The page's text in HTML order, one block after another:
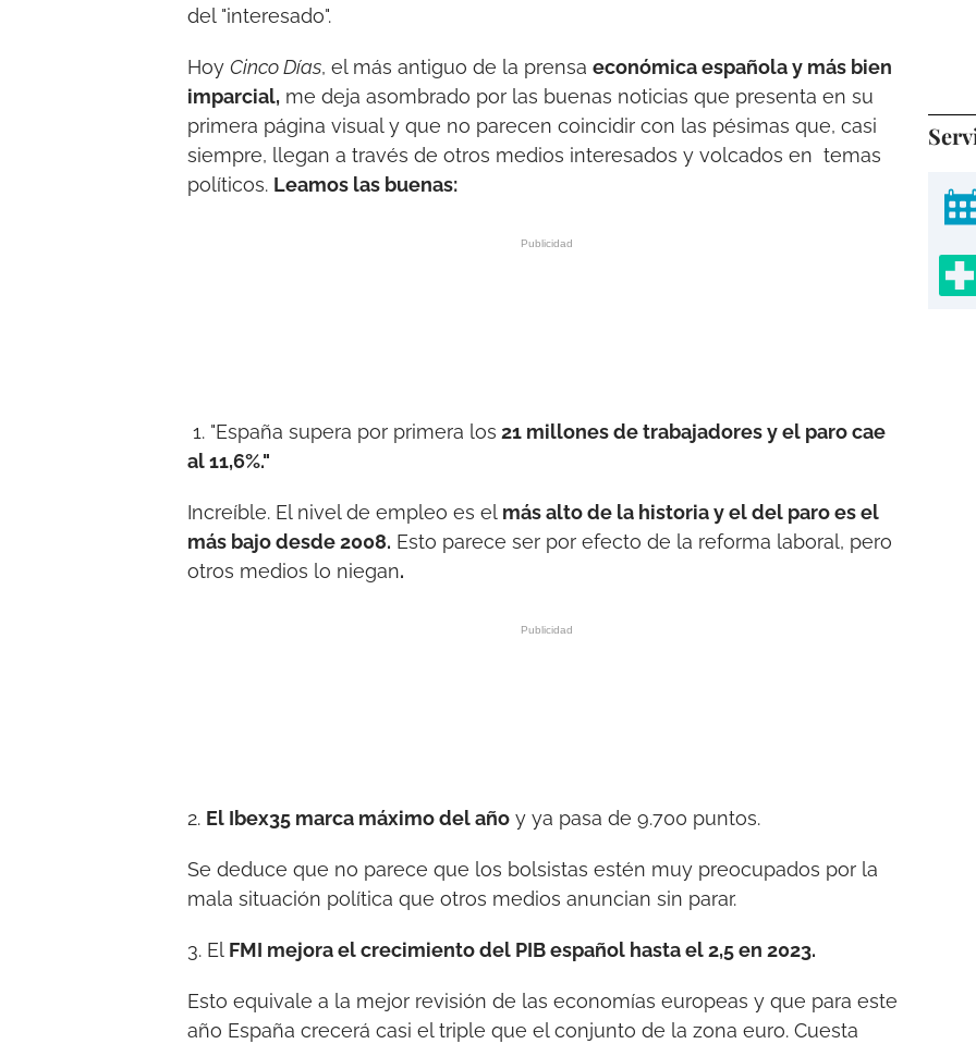
del "interesado".
Hoy Cinco Días, el más antiguo de la prensa económica española y más bien
imparcial, me deja asombrado por las buenas noticias que presenta en su
primera página visual y que no parecen coincidir con las pésimas que, casi
siempre, llegan a través de otros medios interesados y volcados en temas
políticos. Leamos las buenas:
1. "España supera por primera los 21 millones de trabajadores y el paro cae
al 11,6%."
Increíble. El nivel de empleo es el más alto de la historia y el del paro es el
más bajo desde 2008. Esto parece ser por efecto de la reforma laboral, pero
otros medios lo niegan.
2. El Ibex35 marca máximo del año y ya pasa de 9.700 puntos.
Se deduce que no parece que los bolsistas estén muy preocupados por la
mala situación política que otros medios anuncian sin parar.
3. El FMI mejora el crecimiento del PIB español hasta el 2,5 en 2023.
Esto equivale a la mejor revisión de las economías europeas y que para este
año España crecerá casi el triple que el conjunto de la zona euro. Cuesta